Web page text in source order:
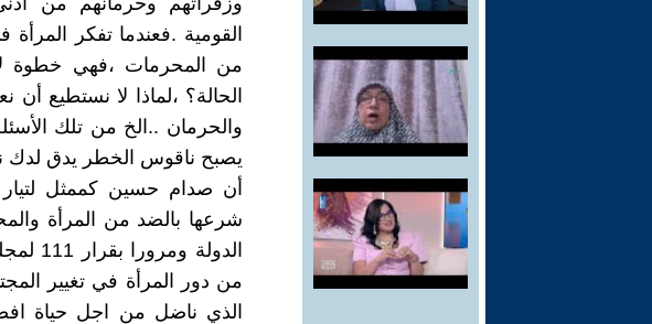
القومية .فعندما تفكر
من المحرمات ،فهي خطوة
الحالة؟ ،لماذا لا نستطيع
والحرمان ..الخ من تلك
يصبح ناقوس الخطر يدق لدك
أن صدام حسين كممثل
شرعها بالضد من المرأة
من دور المرأة في تغيير
الذي ناضل من اجل حياة